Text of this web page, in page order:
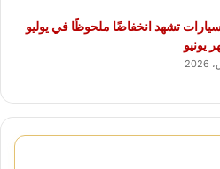
تشهد انخفاضًا ملحوظًا في يوليو
يونيو